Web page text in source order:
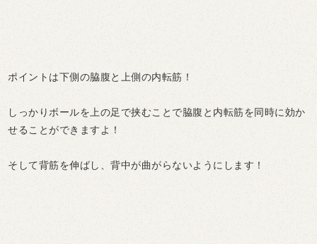
ポイントは下側の脇腹と上側の内転筋！
しっかりボールを上の足で挟むことで脇腹と内転筋を同時に効か
せることができますよ！
そして背筋を伸ばし、背中が曲がらないようにします！